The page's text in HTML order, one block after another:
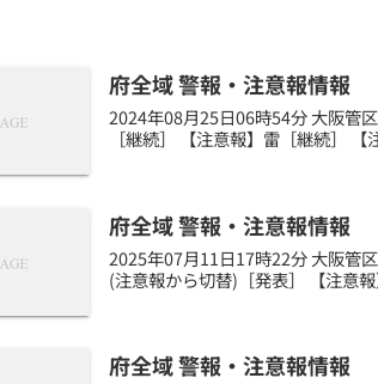
府全域 警報・注意報情報
2024年08月25日06時54分 大阪管
［継続］ 【注意報】雷［継続］
府全域 警報・注意報情報
2025年07月11日17時22分 大阪管
(注意報から切替)［発表］ 【注意
府全域 警報・注意報情報